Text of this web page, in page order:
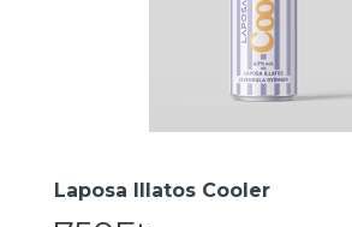
Laposa Illatos Cooler